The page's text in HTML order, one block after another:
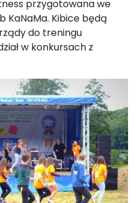
przygotowana we
KaNaMa. Kibice będą
do treningu
w konkursach z